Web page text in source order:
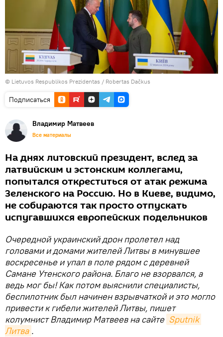
© Lietuvos Respublikos Prezidentas / Robertas Dačkus
Подписаться
Владимир Матвеев
Все материалы
На днях литовский президент, вслед за
латвийским и эстонским коллегами,
попытался откреститься от атак режима
Зеленского на Россию. Но в Киеве, видимо,
не собираются так просто отпускать
испугавшихся европейских подельников
Очередной украинский дрон пролетел над
головами и домами жителей Литвы в минувшее
воскресенье и упал в поле рядом с деревней
Самане Утенского района. Благо не взорвался, а
ведь мог бы! Как потом выяснили специалисты,
беспилотник был начинен взрывчаткой и это могло
привести к гибели жителей Литвы, пишет
колумнист Владимир Матвеев на сайте Sputnik
Литва .